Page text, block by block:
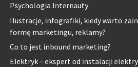
Psychologia Internauty
Ilustracje, infografiki, kiedy warto
formę marketingu, reklamy?
Co to jest inbound marketing?
Elektryk – ekspert od instalacji